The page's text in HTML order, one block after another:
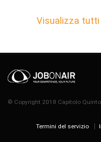
Visualizza tutti
© Copyright 2018 Capitolo
Termini del servizio